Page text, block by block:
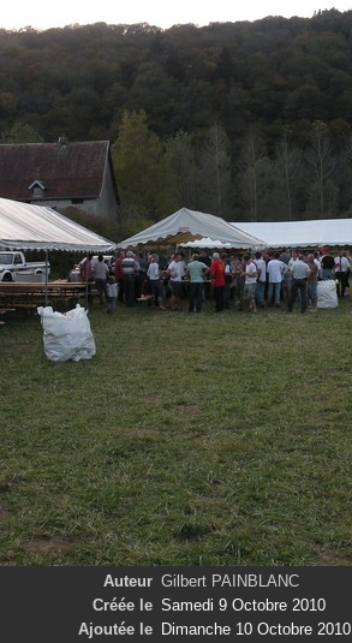
Auteur Gilbert PAINBLANC
Créée le Samedi 9 Octobre 2010
Ajoutée le Dimanche 10 Octobre 2010